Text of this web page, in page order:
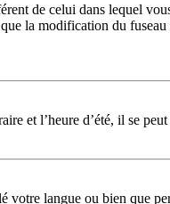
de celui dans lequel
la modification du
et l’heure d’été, il se
votre langue ou bien que